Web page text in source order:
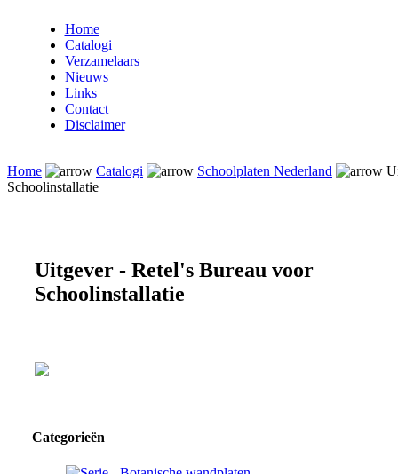
Home
Catalogi
Verzamelaars
Nieuws
Links
Contact
Disclaimer
Home Catalogi Schoolplaten Nederland
Schoolinstallatie
Uitgever - Retel's Bureau voor
Schoolinstallatie
Categorieën